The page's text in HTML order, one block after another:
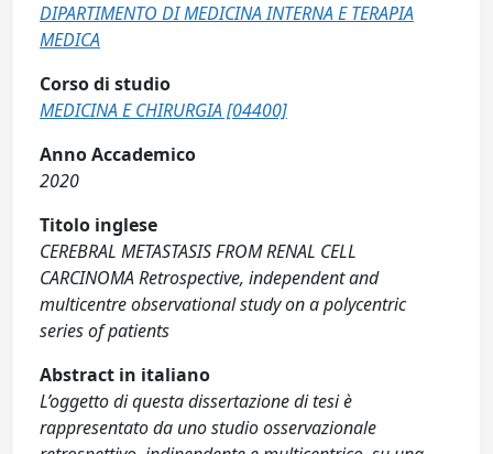
DIPARTIMENTO DI MEDICINA INTERNA E TERAPIA
MEDICA
Corso di studio
MEDICINA E CHIRURGIA [04400]
Anno Accademico
2020
Titolo inglese
CEREBRAL METASTASIS FROM RENAL CELL
CARCINOMA Retrospective, independent and
multicentre observational study on a polycentric
series of patients
Abstract in italiano
L’oggetto di questa dissertazione di tesi è
rappresentato da uno studio osservazionale